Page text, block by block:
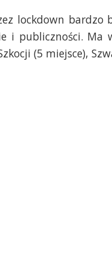
lockdown bardzo
i publiczności. Ma
(5 miejsce),